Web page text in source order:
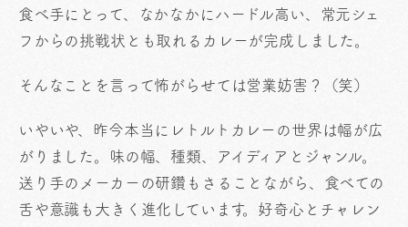
食べ手にとって、なかなかにハードル高い、常元シェ
フからの挑戦状とも取れるカレーが完成しました。
そんなことを言って怖がらせては営業妨害？（笑）
いやいや、昨今本当にレトルトカレーの世界は幅が広
がりました。味の幅、種類、アイディアとジャンル。
送り手のメーカーの研鑽もさることながら、食べての
舌や意識も大きく進化しています。好奇心とチャレン